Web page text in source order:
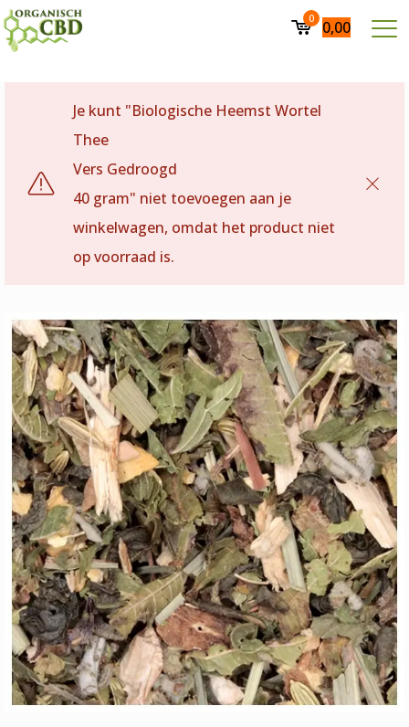
0 0,00
Je kunt "Biologische Heemst Wortel
Thee
Vers Gedroogd
40 gram" niet toevoegen aan je
winkelwagen, omdat het product niet
op voorraad is.